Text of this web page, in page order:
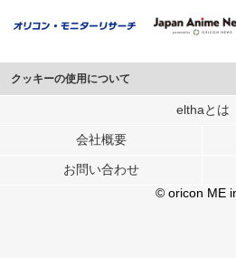
クッキーの使用について
このサイトでは Cookie を使用して、ユーザ
行っています。
メディアや広告配信、データ解析の各パート
各パートナーは、この情報とユーザーが各パ
ユーザーが各パートナーのサービスを使用し
elthaとは
会社概要
お問い合わせ
© oricon ME